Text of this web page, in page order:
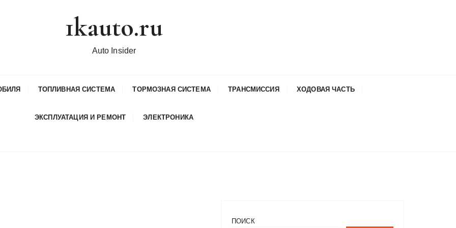
1kauto.ru
Auto Insider
ТОПЛИВНАЯ СИСТЕМА ТОРМОЗНАЯ СИСТЕМА ТРАНСМИССИЯ ХОДОВАЯ ЧАСТЬ
ЭКСПЛУАТАЦИЯ И РЕМОНТ ЭЛЕКТРОНИКА
ПОИСК